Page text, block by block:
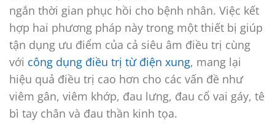
ngắn thời gian phục hồi cho bệnh nhân. Việc kết
hợp hai phương pháp này trong một thiết bị giúp
tận dụng ưu điểm của cả siêu âm điều trị cùng
với công dụng điều trị từ điện xung, mang lại
hiệu quả điều trị cao hơn cho các vấn đề như
viêm gân, viêm khớp, đau lưng, đau cổ vai gáy, tê
bì tay chân và đau thần kinh tọa. ​